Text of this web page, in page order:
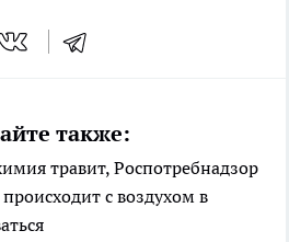
также:
травит, Роспотребнадзор
с воздухом в